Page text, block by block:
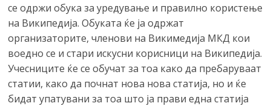
се одржи обука за уредување и правилно користење
на Википедија. Обуката ќе ја одржат
организаторите, членови на Викимедија МКД кои
воедно се и стари искусни корисници на Википедија.
Учесниците ќе се обучат за тоа како да пребаруваат
статии, како да почнат нова нова статија, но и ќе
бидат упатувани за тоа што ја прави една статија